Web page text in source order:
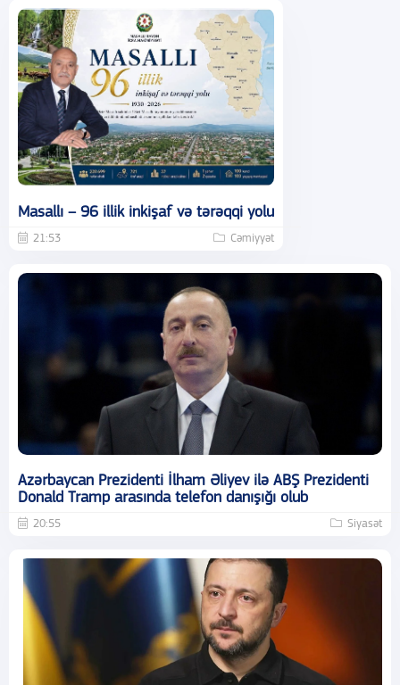
Masallı – 96 illik inkişaf və tərəqqi yolu
21:53 Cəmiyyət
Azərbaycan Prezidenti İlham Əliyev ilə ABŞ Prezidenti
Donald Tramp arasında telefon danışığı olub
20:55 Siyasət